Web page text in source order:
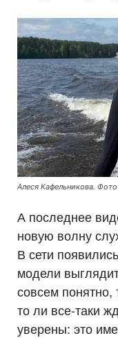
Алеся Кафельникова.
А последнее
новую волну
В сети
модели
совсем понятно,
то ли все-таки
уверены: это